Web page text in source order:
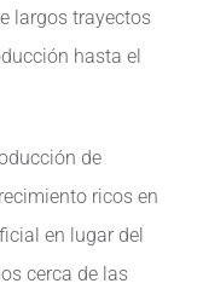
largos trayectos
hasta el
de
ricos en
en lugar del
cerca de las